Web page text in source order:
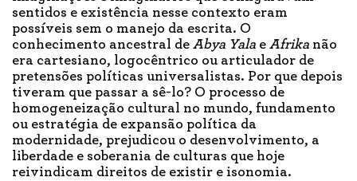
sentidos e existência nesse contexto eram
possíveis sem o manejo da escrita. O
conhecimento ancestral de Abya Yala e Afrika não
era cartesiano, logocêntrico ou articulador de
pretensões políticas universalistas. Por que depois
tiveram que passar a sê-lo? O processo de
homogeneização cultural no mundo, fundamento
ou estratégia de expansão política da
modernidade, prejudicou o desenvolvimento, a
liberdade e soberania de culturas que hoje
reivindicam direitos de existir e isonomia.